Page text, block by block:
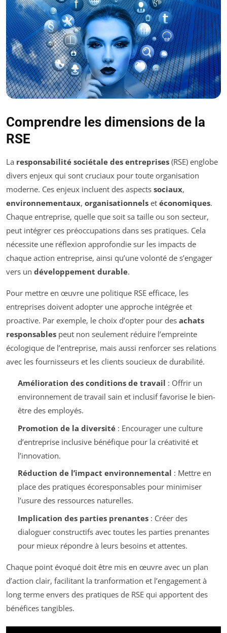
Comprendre les dimensions de la
RSE
La responsabilité sociétale des entreprises (RSE) englobe
divers enjeux qui sont cruciaux pour toute organisation
moderne. Ces enjeux incluent des aspects sociaux,
environnementaux, organisationnels et économiques.
Chaque entreprise, quelle que soit sa taille ou son secteur,
peut intégrer ces préoccupations dans ses pratiques. Cela
nécessite une réflexion approfondie sur les impacts de
chaque action entreprise, ainsi qu’une volonté de s’engager
vers un développement durable.
Pour mettre en œuvre une politique RSE efficace, les
entreprises doivent adopter une approche intégrée et
proactive. Par exemple, le choix d’opter pour des achats
responsables peut non seulement réduire l’empreinte
écologique de l’entreprise, mais aussi renforcer ses relations
avec les fournisseurs et les clients soucieux de durabilité.
Amélioration des conditions de travail : Offrir un
environnement de travail sain et inclusif favorise le bien-
être des employés.
Promotion de la diversité: Encourager une culture
d’entreprise inclusive bénéfique pour la créativité et
l’innovation.
Réduction de l’impact environnemental : Mettre en
place des pratiques écoresponsables pour minimiser
l’usure des ressources naturelles.
Implication des parties prenantes: Créer des
dialoguer constructifs avec toutes les parties prenantes
pour mieux répondre à leurs besoins et attentes.
Chaque point évoqué doit être mis en œuvre avec un plan
d’action clair, facilitant la tranformation et l’engagement à
long terme envers des pratiques de RSE qui apportent des
bénéfices tangibles.